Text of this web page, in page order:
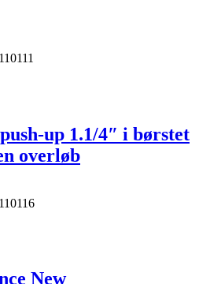
up 1.1/4″ i børstet
overløb
New